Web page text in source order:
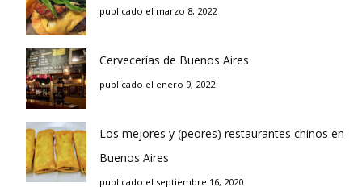
publicado el marzo 8, 2022
Cervecerías de Buenos Aires
publicado el enero 9, 2022
Los mejores y (peores) restaurantes chinos en
Buenos Aires
publicado el septiembre 16, 2020